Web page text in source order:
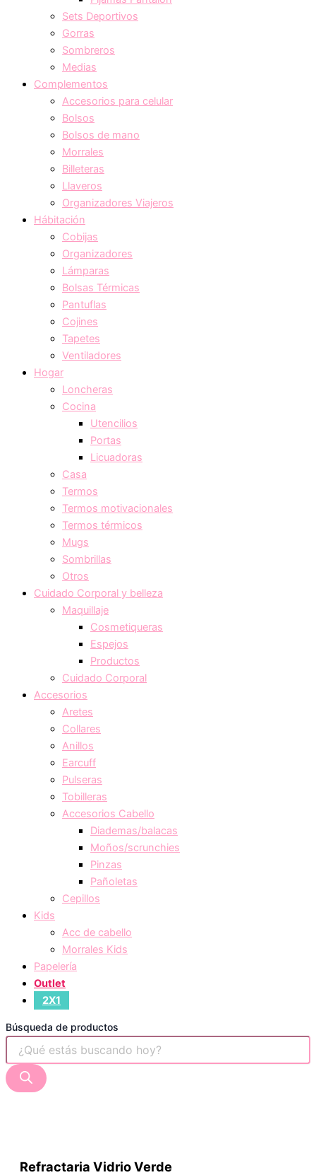
Sets Deportivos
Gorras
Sombreros
Medias
Complementos
Accesorios para celular
Bolsos
Bolsos de mano
Morrales
Billeteras
Llaveros
Organizadores Viajeros
Hábitación
Cobijas
Organizadores
Lámparas
Bolsas Térmicas
Pantuflas
Cojines
Tapetes
Ventiladores
Hogar
Loncheras
Cocina
Utencilios
Portas
Licuadoras
Casa
Termos
Termos motivacionales
Termos térmicos
Mugs
Sombrillas
Otros
Cuidado Corporal y belleza
Maquillaje
Cosmetiqueras
Espejos
Productos
Cuidado Corporal
Accesorios
Aretes
Collares
Anillos
Earcuff
Pulseras
Tobilleras
Accesorios Cabello
Diademas/balacas
Moños/scrunchies
Pinzas
Pañoletas
Cepillos
Kids
Acc de cabello
Morrales Kids
Papelería
Outlet
2X1
Búsqueda de productos
Refractaria Vidrio Verde